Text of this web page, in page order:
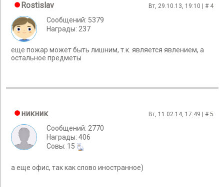
Rostislav Вт, 29.10.13, 19:10 | # 4
Сообщений: 5379
Награды: 237
еще пожар может быть лишним, т.к. является явлением, а
остальное предметы
никник Вт, 11.02.14, 17:49 | #5
Сообщений: 2770
Награды: 406
Cовы: 15
а еще офис, так как слово иностранное)